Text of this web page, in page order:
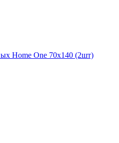
Home One 70х140 (2шт)